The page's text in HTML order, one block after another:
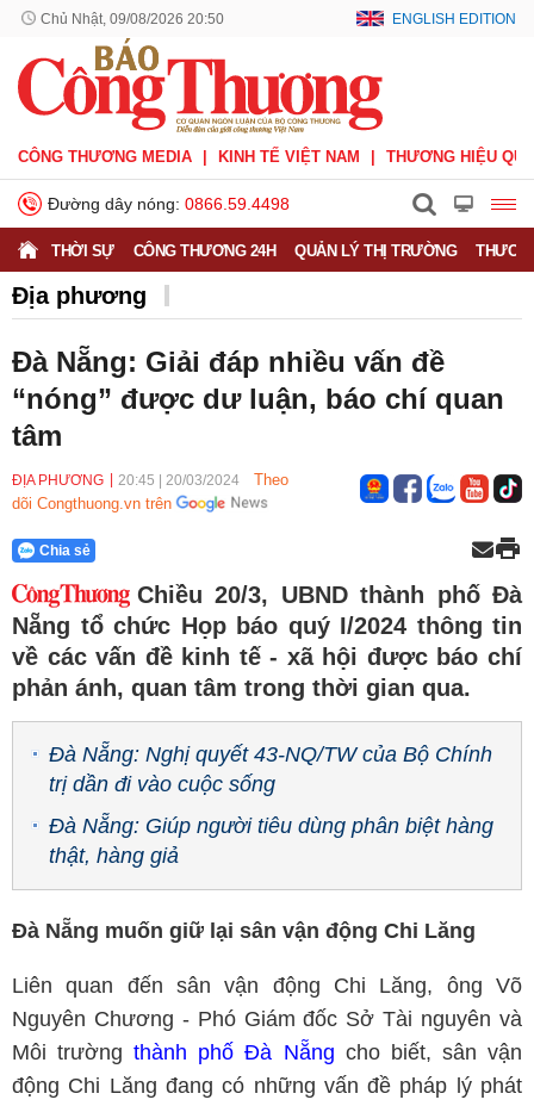
Chủ Nhật, 09/08/2026 20:50 ENGLISH EDITION
CÔNG THƯƠNG MEDIA KINH TẾ VIỆT NAM THƯƠNG HIỆU
Đường dây nóng: 0866.59.4498
THỜI SỰ CÔNG THƯƠNG 24H QUẢN LÝ THỊ TRƯỜNG
Địa phương
Đà Nẵng: Giải đáp nhiều vấn đề
“nóng” được dư luận, báo chí quan
tâm
ĐỊA PHƯƠNG 20:45 20/03/2024
Theo
dõi Congthuong.vn trên
Chia sẻ
Chiều 20/3, UBND thành phố Đà
Nẵng tổ chức Họp báo quý I/2024 thông tin
về các vấn đề kinh tế - xã hội được báo chí
phản ánh, quan tâm trong thời gian qua.
Đà Nẵng: Nghị quyết 43-NQ/TW của Bộ Chính
trị dần đi vào cuộc sống
Đà Nẵng: Giúp người tiêu dùng phân biệt hàng
thật, hàng giả
Đà Nẵng muốn giữ lại sân vận động Chi Lăng
Liên quan đến sân vận động Chi Lăng, ông Võ
Nguyên Chương - Phó Giám đốc Sở Tài nguyên và
Môi trườngthành phố Đà Nẵng cho biết, sân vận
động Chi Lăng đang có những vấn đề pháp lý phát